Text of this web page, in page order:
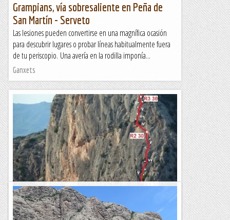
Grampians, vía sobresaliente en Peña de
San Martín - Serveto
Las lesiones pueden convertirse en una magnífica ocasión
para descubrir lugares o probar líneas habitualmente fuera
de tu periscopio. Una avería en la rodilla imponía...
Ganxets
Vies barbarroig i billy al morral de peña roja
DISSABTE, 18 DE NOVEMBRE Una de les raons del viatge del